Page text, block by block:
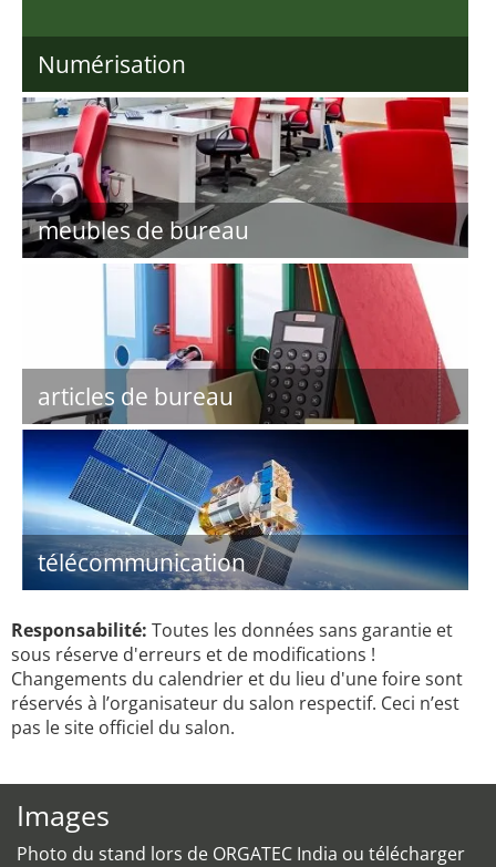
Numérisation
meubles de bureau
articles de bureau
télécommunication
Responsabilité: Toutes les données sans garantie et
sous réserve d'erreurs et de modifications !
Changements du calendrier et du lieu d'une foire sont
réservés à l’organisateur du salon respectif. Ceci n’est
pas le site officiel du salon.
Images
Photo du stand lors de ORGATEC India ou télécharger